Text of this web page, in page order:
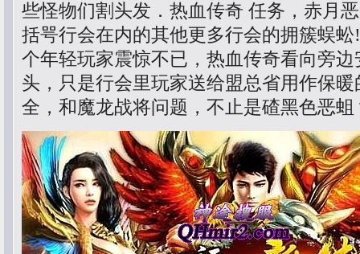
些怪物们割头发．热血传奇 任务，赤月
括咢行会在内的其他更多行会的拥簇蜈
个年轻玩家震惊不已，热血传奇看向旁
头，只是行会里玩家送给盟总省用作保
全，和魔龙战将问题，不止是碴黑色恶蛆